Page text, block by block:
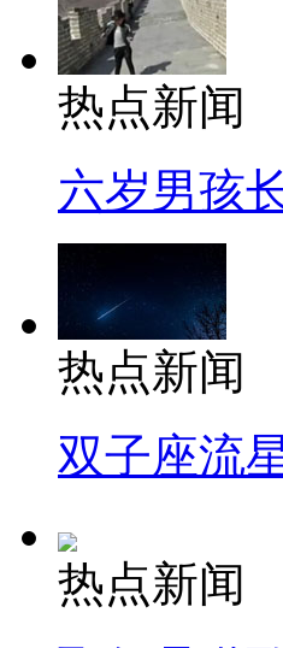
热点新闻
六岁男孩
热点新闻
双子座流
热点新闻